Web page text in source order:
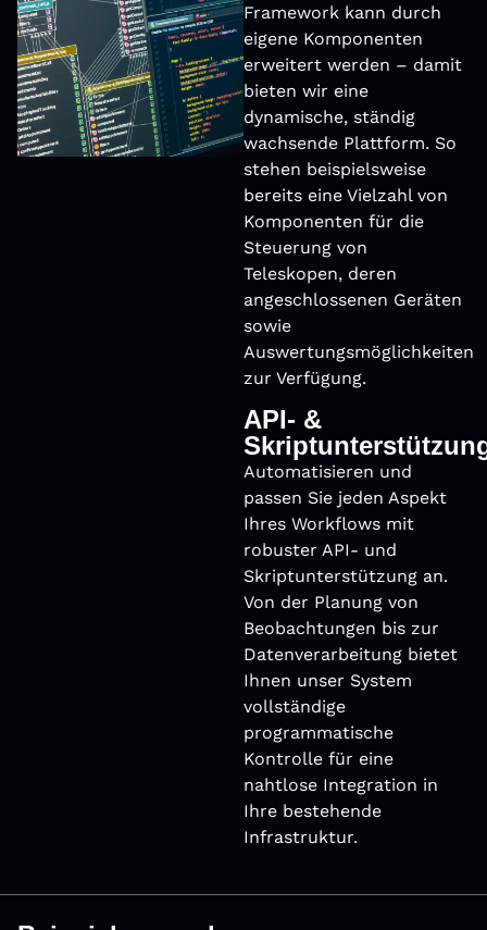
Framework kann durch
eigene Komponenten
erweitert werden – damit
bieten wir eine
dynamische, ständig
wachsende Plattform. So
stehen beispielsweise
bereits eine Vielzahl von
Komponenten für die
Steuerung von
Teleskopen, deren
angeschlossenen Geräten
sowie
Auswertungsmöglichkeiten
zur Verfügung.
API- &
Automatisieren und
passen Sie jeden Aspekt
Ihres Workﬂows mit
robuster API- und
Skriptunterstützung an.
Von der Planung von
Beobachtungen bis zur
Datenverarbeitung bietet
Ihnen unser System
vollständige
programmatische
Kontrolle für eine
nahtlose Integration in
Ihre bestehende
Infrastruktur.